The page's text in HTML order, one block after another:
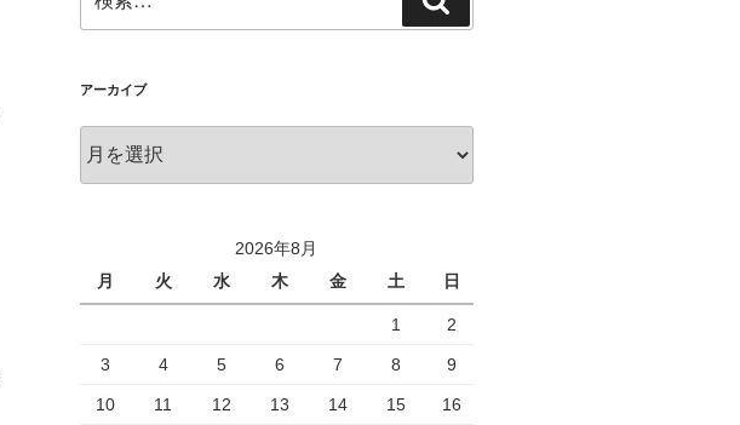
索:
索
アーカイブ
ー
2026年8月
月
火 水 木 金 土 日
1 2
3 4 5 6 7 8 9
10 11 12 13 14 15 16